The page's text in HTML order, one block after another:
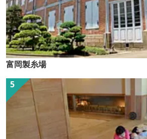
富岡製糸場